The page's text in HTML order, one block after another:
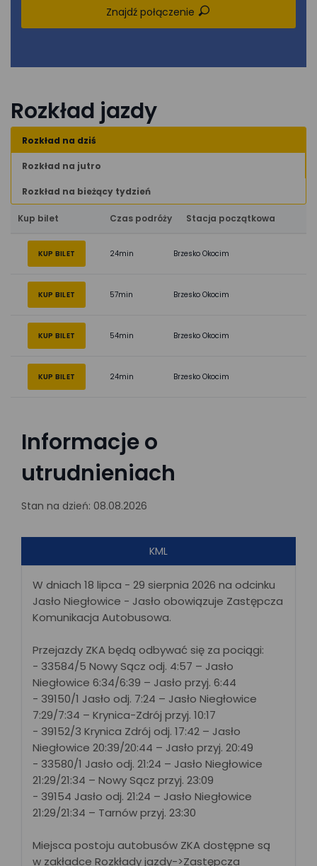
Znajdź połączenie
Rozkład jazdy
Rozkład na dziś
Rozkład na jutro
Rozkład na bieżący tydzień
Kup bilet Czas podróży Stacja początkowa
KUP BILET 24min Brzesko Okocim
KUP BILET 57min Brzesko Okocim
KUP BILET 54min Brzesko Okocim
KUP BILET 24min Brzesko Okocim
Informacje o
utrudnieniach
Stan na dzień: 08.08.2026
KML
W dniach 18 lipca - 29 sierpnia 2026 na odcinku
Jasło Niegłowice - Jasło obowiązuje Zastępcza
Komunikacja Autobusowa.
Przejazdy ZKA będą odbywać się za pociągi:
- 33584/5 Nowy Sącz odj. 4:57 – Jasło
Niegłowice 6:34/6:39 – Jasło przyj. 6:44
- 39150/1 Jasło odj. 7:24 – Jasło Niegłowice
7:29/7:34 – Krynica-Zdrój przyj. 10:17
- 39152/3 Krynica Zdrój odj. 17:42 – Jasło
Niegłowice 20:39/20:44 – Jasło przyj. 20:49
- 33580/1 Jasło odj. 21:24 – Jasło Niegłowice
21:29/21:34 – Nowy Sącz przyj. 23:09
- 39154 Jasło odj. 21:24 – Jasło Niegłowice
21:29/21:34 – Tarnów przyj. 23:30
Miejsca postoju autobusów ZKA dostępne są
w zakładce Rozkłady jazdy->Zastępcza